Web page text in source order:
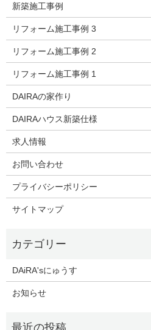
新築施工事例
リフォーム施工事例 3
リフォーム施工事例 2
リフォーム施工事例 1
DAIRAの家作り
DAIRAハウス新築仕様
求人情報
お問い合わせ
プライバシーポリシー
サイトマップ
DAiRA'sにゅうす
お知らせ